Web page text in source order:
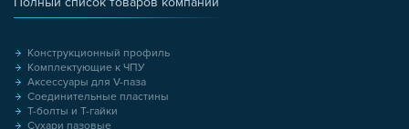
Конструкционный профиль
Комплектующие к ЧПУ
Аксессуары для V-паза
Соединительные пластины
Т-болты и Т-гайки
Сухари пазовые